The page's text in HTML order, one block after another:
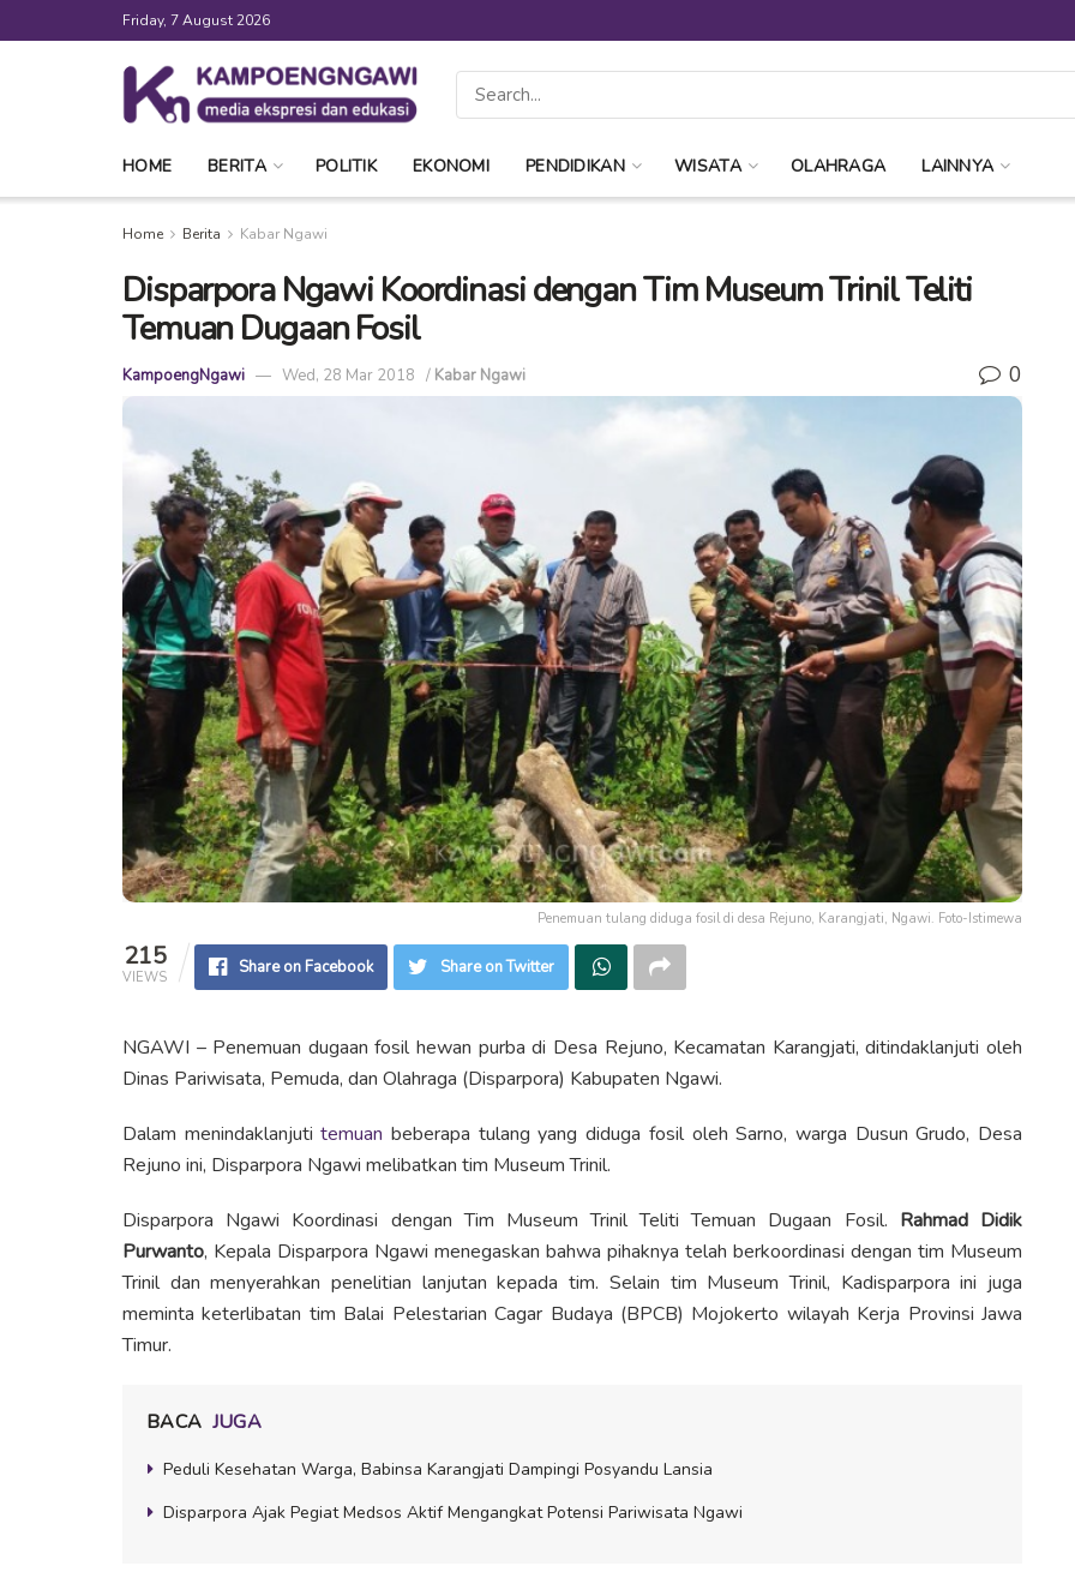
Friday, 7 August 2026
HOME BERITA POLITIK EKONOMI PENDIDIKAN WISATA OLAHRAGA LAINNYA
Home Berita Kabar Ngawi
Disparpora Ngawi Koordinasi dengan Tim Museum Trinil Teliti
Temuan Dugaan Fosil
KampoengNgawi Wed, 28 Mar 2018 / Kabar Ngawi 0
Penemuan tulang diduga fosil di desa Rejuno, Karangjati, Ngawi. Foto-Istimewa
215
VIEWS Share on Facebook Share on Twitter
NGAWI – Penemuan dugaan fosil hewan purba di Desa Rejuno, Kecamatan Karangjati, ditindaklanjuti oleh
Dinas Pariwisata, Pemuda, dan Olahraga (Disparpora) Kabupaten Ngawi.
Dalam menindaklanjutitemuan beberapa tulang yang diduga fosil oleh Sarno, warga Dusun Grudo, Desa
Rejuno ini, Disparpora Ngawi melibatkan tim Museum Trinil.
Disparpora Ngawi Koordinasi dengan Tim Museum Trinil Teliti Temuan Dugaan Fosil. Rahmad Didik
Purwanto, Kepala Disparpora Ngawi menegaskan bahwa pihaknya telah berkoordinasi dengan tim Museum
Trinil dan menyerahkan penelitian lanjutan kepada tim. Selain tim Museum Trinil, Kadisparpora ini juga
meminta keterlibatan tim Balai Pelestarian Cagar Budaya (BPCB) Mojokerto wilayah Kerja Provinsi Jawa
Timur.
BACA JUGA
Peduli Kesehatan Warga, Babinsa Karangjati Dampingi Posyandu Lansia
Disparpora Ajak Pegiat Medsos Aktif Mengangkat Potensi Pariwisata Ngawi